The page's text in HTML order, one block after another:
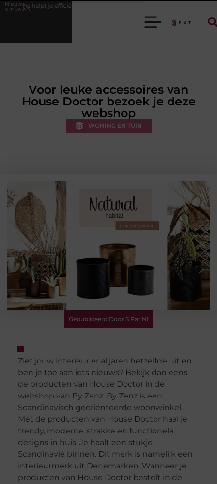
Nieuwe
artikelenwerken Stijlvolle heren sneakers voor een sportieve
Voor leuke accessoires van
House Doctor bezoek je deze
webshop
WONING EN TUIN
Gepubliceerd Door S Pat.nl
Ziet jouw interieur er al jaren hetzelfde uit en
ben je toe aan iets nieuws? Bekijk dan eens
de producten van House Doctor in de
webshop van By Zenz. By Zenz is een
Scandinavisch georiënteerde woonwinkel.
Met de producten van House Doctor haal je
trendy, moderne, strakke en functionele
designs in huis. Je haalt een stukje
Scandinavië binnen. Dit merk is namelijk een
interieurmerk uit Denemarken. Wanneer je
producten van House Doctor bestelt in de